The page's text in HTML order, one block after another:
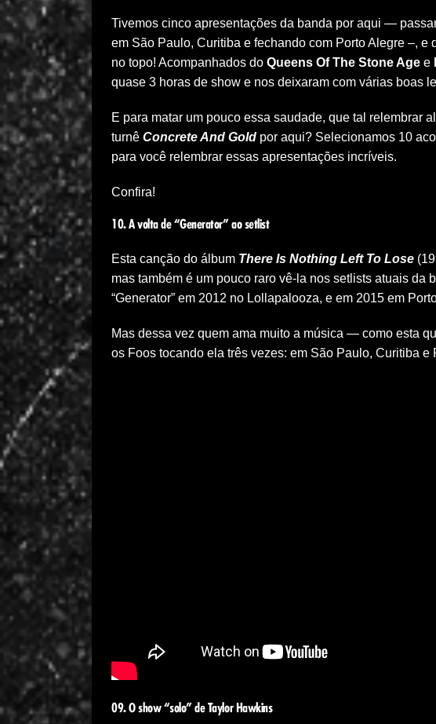
Tivemos cinco apresentações da banda por aqui —
em São Paulo, Curitiba e fechando com Porto Alegre –, e
no topo! Acompanhados do Queens Of The Stone Age e
quase 3 horas de show e nos deixaram com várias boas
E para matar um pouco essa saudade, que tal relembrar
turnê Concrete And Gold por aqui? Selecionamos 10
para você relembrar essas apresentações incríveis.
Confira!
10. A volta de “Generator” ao setlist
Esta canção do álbum There Is Nothing Left To Lose
mas também é um pouco raro vê-la nos setlists atuais da
“Generator” em 2012 no Lollapalooza, e em 2015 em
Mas dessa vez quem ama muito a música — como esta
os Foos tocando ela três vezes: em São Paulo, Curitiba e
09. O show “solo” de Taylor Hawkins